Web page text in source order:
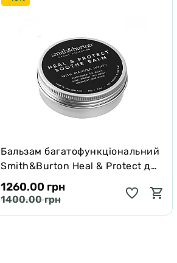
Бальзам багатофункціональний
Smith&Burton Heal & Protect для
собак і котів зцілює та захищає
65 г
1260.00 грн
1400.00 грн